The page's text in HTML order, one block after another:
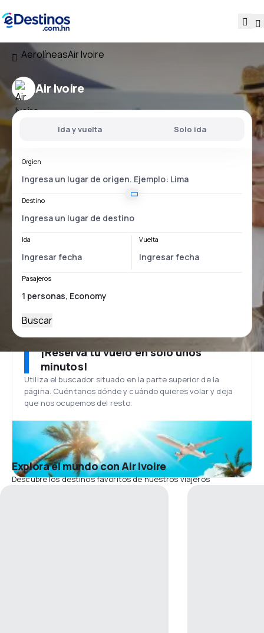
AerolíneasAir Ivoire
Air Ivoire
Ida y vuelta Solo ida
Orgien
Destino
Ida Vuelta
Pasajeros
Buscar
¡Reserva tu vuelo en solo unos
minutos!
Utiliza el buscador situado en la parte superior de la
página. Cuéntanos dónde y cuándo quieres volar y deja
que nos ocupemos del resto.
Explora el mundo con Air Ivoire
Descubre los destinos favoritos de nuestros viajeros